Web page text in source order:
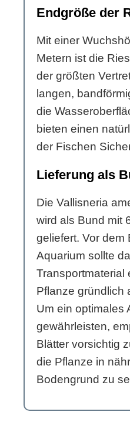
Endgröße der
Mit einer
Metern ist die
der größten
langen,
die
bieten einen
der Fischen
Lieferung als
Die Vallisneria
wird als Bund mit
geliefert. Vor dem
Aquarium sollte
Transportmaterial
Pflanze gründlich
Um ein optimales
gewährleisten,
Blätter vorsichtig
die Pflanze in
Bodengrund zu